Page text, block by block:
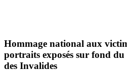
Hommage national aux
portraits exposés sur fond
des Invalides